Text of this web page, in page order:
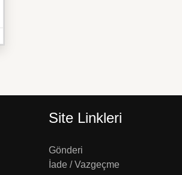
Site Linkleri
Gönderi
İade / Vazgeçme